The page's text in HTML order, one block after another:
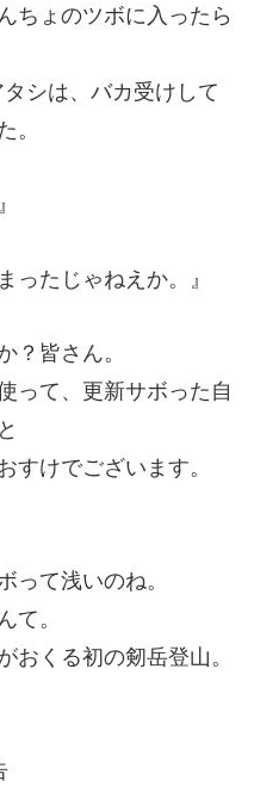
ちょのツボに入ったら
シは、バカ受けして
。
ったじゃねえか。』
？皆さん。
って、更新サボった自
すけでございます。
って浅いのね。
て。
おくる初の剱岳登山。